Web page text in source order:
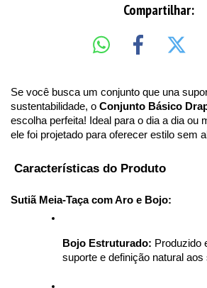
Compartilhar:
Se você busca um conjunto que una
sustentabilidade, o Conjunto Básico
escolha perfeita! Ideal para o dia a dia ou
ele foi projetado para oferecer estilo sem
Características do Produto
Sutiã Meia-Taça com Aro e Bojo:
Bojo Estruturado: Produzido
suporte e definição natural aos